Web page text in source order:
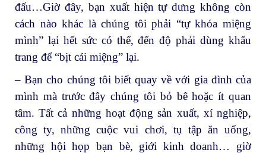
đấu…Giờ đây, bạn xuất hiện tự dưng không còn
cách nào khác là chúng tôi phải “tự khóa miệng
mình” lại hết sức có thể, đến độ phải dùng khẩu
trang để “bịt cái miệng” lại.
– Bạn cho chúng tôi biết quay về với gia đình của
mình mà trước đây chúng tôi bỏ bê hoặc ít quan
tâm. Tất cả những hoạt động sản xuất, xí nghiệp,
công ty, những cuộc vui chơi, tụ tập ăn uống,
những hội họp bạn bè, giới kinh doanh… giờ